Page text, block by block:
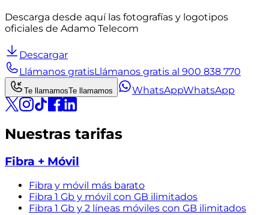
Descarga desde aquí las fotografías y logotipos
oficiales de Adamo Telecom
Descargar
Llámanos gratisLlámanos gratis al 900 838 770
Te llamamosTe llamamos WhatsAppWhatsApp
Nuestras tarifas
Fibra + Móvil
Fibra y móvil más barato
Fibra 1 Gb y móvil con GB ilimitados
Fibra 1 Gb y 2 líneas móviles con GB ilimitados